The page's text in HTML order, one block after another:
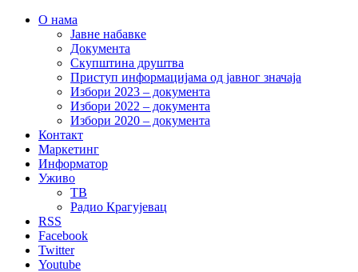
О нама
Јавне набавке
Документа
Скупштина друштва
Приступ информацијама од јавног значаја
Избори 2023 – документа
Избори 2022 – документа
Избори 2020 – документа
Контакт
Маркетинг
Информатор
Уживо
ТВ
Радио Крагујевац
RSS
Facebook
Twitter
Youtube